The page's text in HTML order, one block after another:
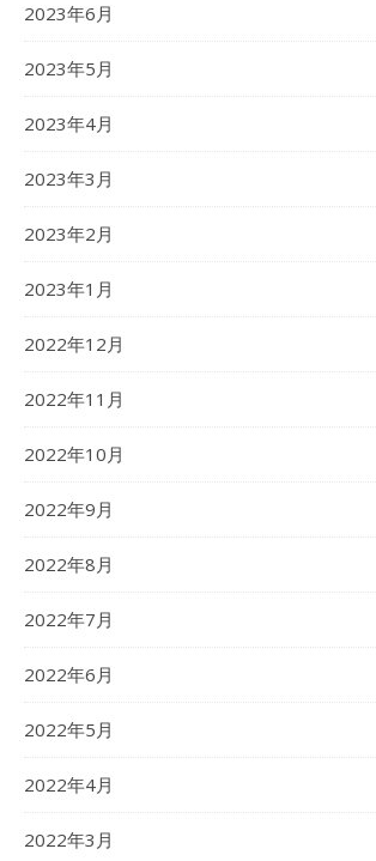
2023年6月
2023年5月
2023年4月
2023年3月
2023年2月
2023年1月
2022年12月
2022年11月
2022年10月
2022年9月
2022年8月
2022年7月
2022年6月
2022年5月
2022年4月
2022年3月